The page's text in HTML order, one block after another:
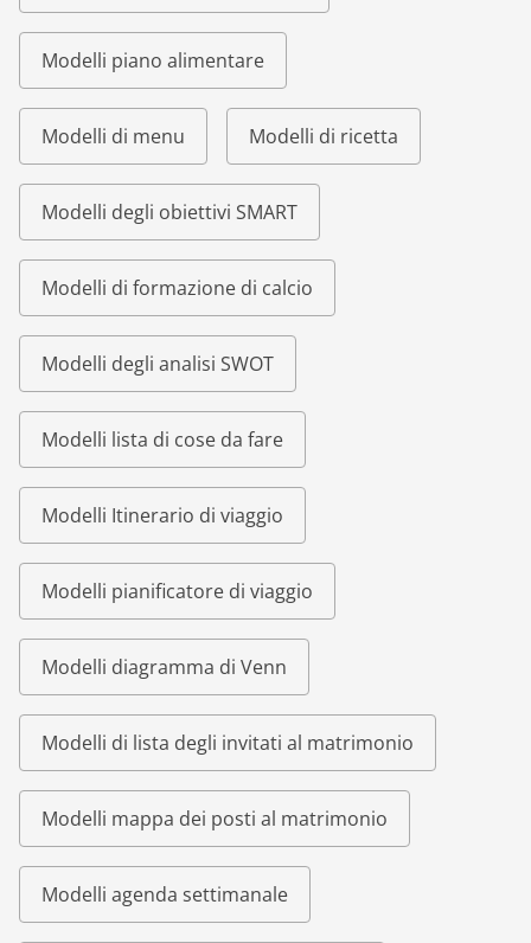
Modelli piano alimentare
Modelli di menu Modelli di ricetta
Modelli degli obiettivi SMART
Modelli di formazione di calcio
Modelli degli analisi SWOT
Modelli lista di cose da fare
Modelli Itinerario di viaggio
Modelli pianificatore di viaggio
Modelli diagramma di Venn
Modelli di lista degli invitati al matrimonio
Modelli mappa dei posti al matrimonio
Modelli agenda settimanale